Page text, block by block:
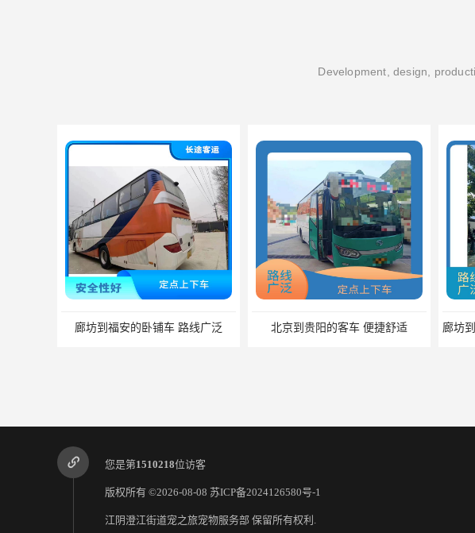
Development, design,
北京到贵阳的客车 便捷舒适
您是第1510218位访客
版权所有 ©2026-08-08 苏ICP备2024126580号-1
江阴澄江街道宠之旅宠物服务部 保留所有权利.